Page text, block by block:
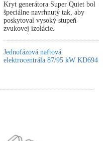
Kryt generátora Super Quiet bol
špeciálne navrhnutý tak, aby
poskytoval vysoký stupeň
zvukovej izolácie.
Jednofázová naftová
elektrocentrála 87/95 kW KD694